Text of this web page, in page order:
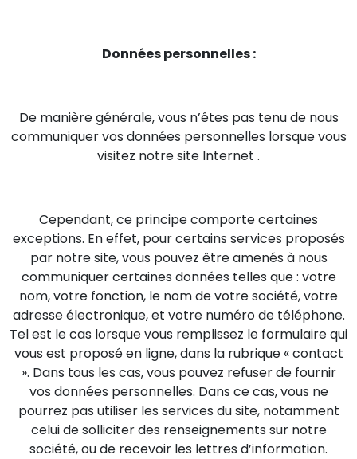
Données personnelles :
De manière générale, vous n’êtes pas tenu de nous
communiquer vos données personnelles lorsque vous
visitez notre site Internet .
Cependant, ce principe comporte certaines
exceptions. En effet, pour certains services proposés
par notre site, vous pouvez être amenés à nous
communiquer certaines données telles que : votre
nom, votre fonction, le nom de votre société, votre
adresse électronique, et votre numéro de téléphone.
Tel est le cas lorsque vous remplissez le formulaire qui
vous est proposé en ligne, dans la rubrique « contact
». Dans tous les cas, vous pouvez refuser de fournir
vos données personnelles. Dans ce cas, vous ne
pourrez pas utiliser les services du site, notamment
celui de solliciter des renseignements sur notre
société, ou de recevoir les lettres d’information.